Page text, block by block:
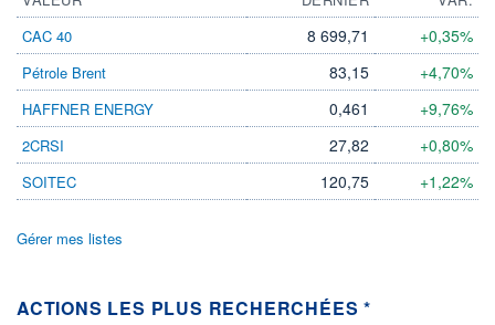
RENDEMENT
ESTIMÉ 2026
-
PER ESTIMÉ
-
DERNIER
05.08.26 / 18:41:41
Non éligible
Boursobank
CAC 40
8 699,71 +0,35%
Pétrole Brent 83,15 +4,70%
HAFFNER ENERGY 0,461 +9,76%
2CRSI 27,82 +0,80%
SOITEC 120,75 +1,22%
Gérer mes listes
ACTIONS LES PLUS RECHERCHÉES *